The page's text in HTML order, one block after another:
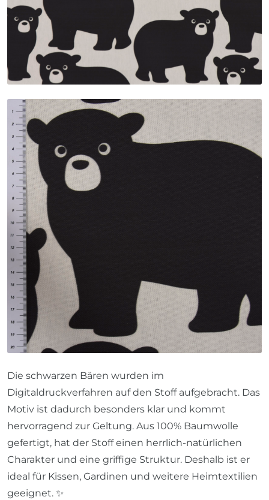
Die schwarzen Bären wurden im
Digitaldruckverfahren auf den Stoff aufgebracht. Das
Motiv ist dadurch besonders klar und kommt
hervorragend zur Geltung. Aus 100% Baumwolle
gefertigt, hat der Stoff einen herrlich-natürlichen
Charakter und eine griffige Struktur. Deshalb ist er
ideal für Kissen, Gardinen und weitere Heimtextilien
geeignet. ✨